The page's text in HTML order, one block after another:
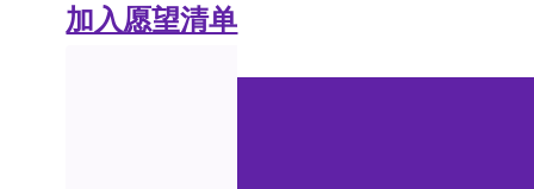
加入愿望清单